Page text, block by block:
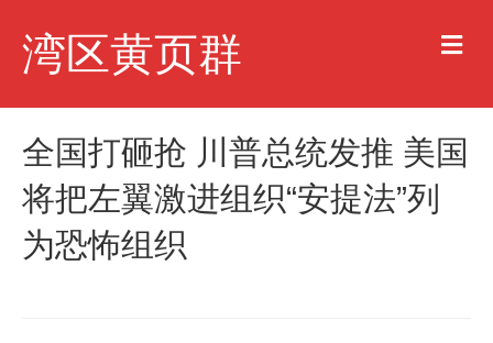
湾区黄页群 M
e
u
全国打砸抢 川普总统发推 美国
将把左翼激进组织“安提法”列
为恐怖组织